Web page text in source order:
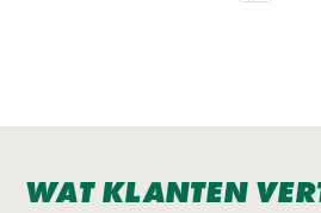
WAT KLANTEN